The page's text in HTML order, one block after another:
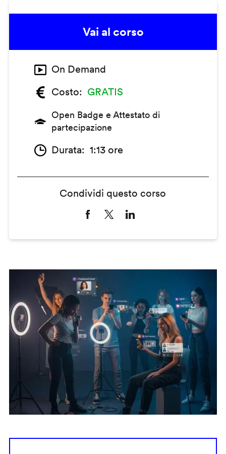
Vai al corso
On Demand
Costo
GRATIS
Open Badge e Attestato di
partecipazione
Durata 1:13 ore
Condividi questo corso